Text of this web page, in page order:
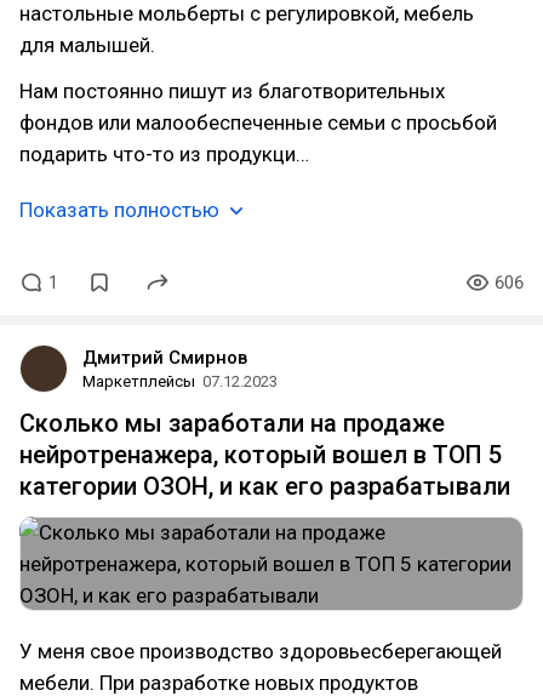
настольные мольберты с регулировкой, мебель
для малышей.
Нам постоянно пишут из благотворительных
фондов или малообеспеченные семьи с просьбой
подарить что-то из продукци…
Показать полностью
1 606
Дмитрий Смирнов
Маркетплейсы 07.12.2023
Сколько мы заработали на продаже
нейротренажера, который вошел в ТОП 5
категории ОЗОН, и как его разрабатывали
У меня свое производство здоровьесберегающей
мебели. При разработке новых продуктов